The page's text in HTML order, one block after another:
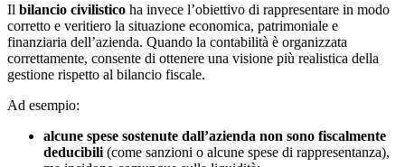
Il bilancio civilistico ha invece l’obiettivo di rappresentare in modo
corretto e veritiero la situazione economica, patrimoniale e
finanziaria dell’azienda. Quando la contabilità è organizzata
correttamente, consente di ottenere una visione più realistica della
gestione rispetto al bilancio fiscale.
Ad esempio:
alcune spese sostenute dall’azienda non sono fiscalmente
deducibili (come sanzioni o alcune spese di rappresentanza),